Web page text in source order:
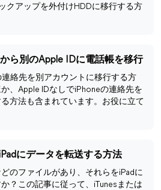
クアップを外付けHDDに移行する方
ら別のApple IDに電話帳を移行
絡先を別アカウントに移行する方
、Apple IDなしでiPhoneの連絡先を
方法も含まれています。お役に立て
にデータを転送する方法
のファイルがあり、それらをiPadに
？この記事に従って、iTunesまたは